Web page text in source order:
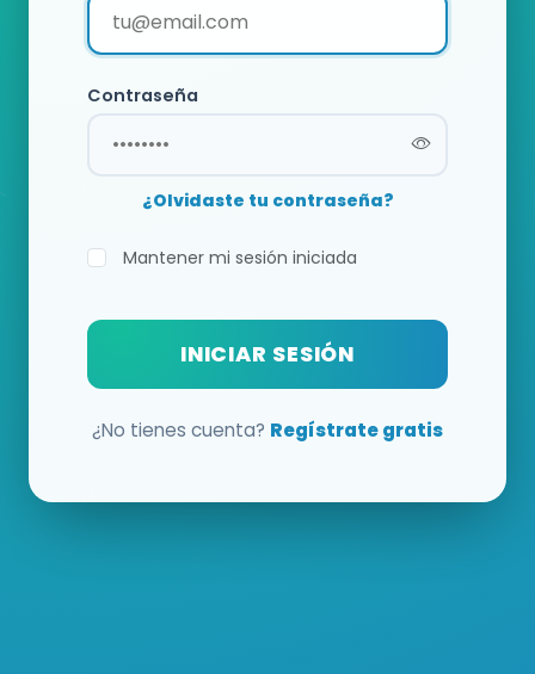
Contraseña
¿Olvidaste tu contraseña?
Mantener mi sesión iniciada
INICIAR SESIÓN
¿No tienes cuenta? Regístrate gratis